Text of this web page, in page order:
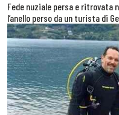
Fede nuziale persa e ritrovata
l’anello perso da un turista di